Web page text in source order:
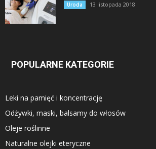
Uroda 13 listopada 2018
POPULARNE KATEGORIE
Leki na pamięć i koncentrację
Odżywki, maski, balsamy do włosów
Oleje roślinne
Naturalne olejki eteryczne